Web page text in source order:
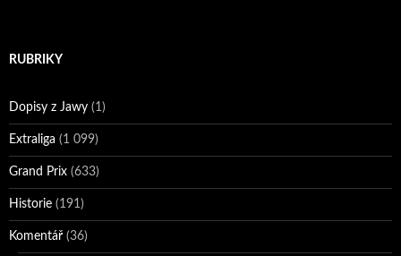
RUBRIKY
Dopisy z Jawy (1)
Extraliga (1 099)
Grand Prix (633)
Historie (191)
Komentář (36)